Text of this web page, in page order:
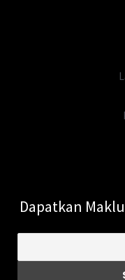
Dapatkan